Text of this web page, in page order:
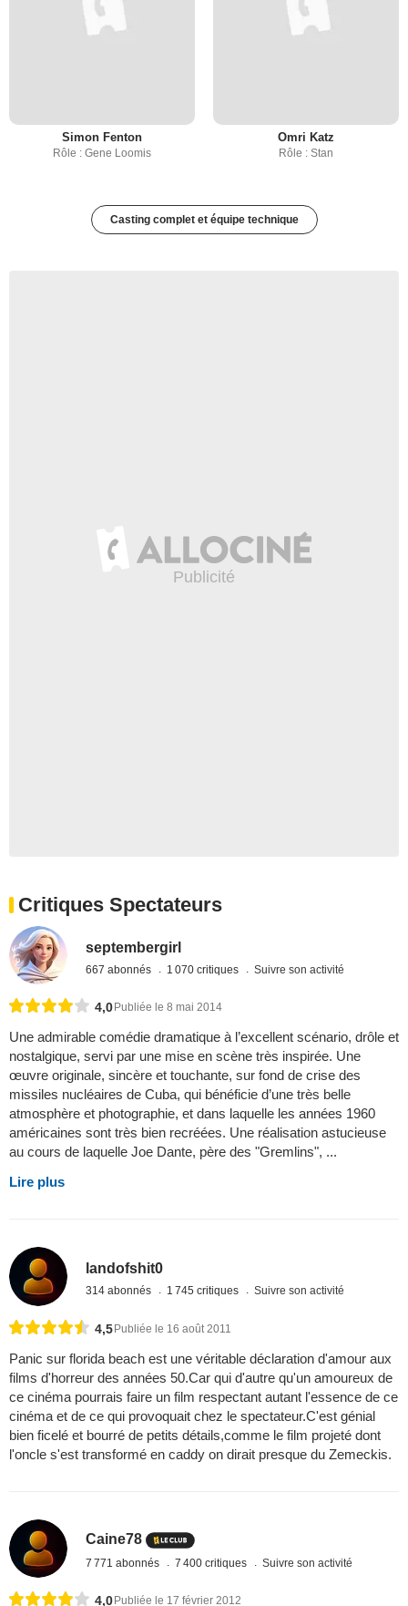
Simon Fenton
Rôle : Gene Loomis
Omri Katz
Rôle : Stan
Casting complet et équipe technique
Critiques Spectateurs
septembergirl
667 abonnés 1 070 critiques Suivre son activité
4,0 Publiée le 8 mai 2014
Une admirable comédie dramatique à l’excellent scénario, drôle et
nostalgique, servi par une mise en scène très inspirée. Une
œuvre originale, sincère et touchante, sur fond de crise des
missiles nucléaires de Cuba, qui bénéficie d’une très belle
atmosphère et photographie, et dans laquelle les années 1960
américaines sont très bien recréées. Une réalisation astucieuse
au cours de laquelle Joe Dante, père des "Gremlins", ...
Lire plus
landofshit0
314 abonnés 1 745 critiques Suivre son activité
4,5Publiée le 16 août 2011
Panic sur florida beach est une véritable déclaration d'amour aux
films d'horreur des années 50.Car qui d'autre qu'un amoureux de
ce cinéma pourrais faire un film respectant autant l'essence de ce
cinéma et de ce qui provoquait chez le spectateur.C'est génial
bien ficelé et bourré de petits détails,comme le film projeté dont
l'oncle s'est transformé en caddy on dirait presque du Zemeckis.
Caine78
7 771 abonnés 7 400 critiques Suivre son activité
4,0Publiée le 17 février 2012